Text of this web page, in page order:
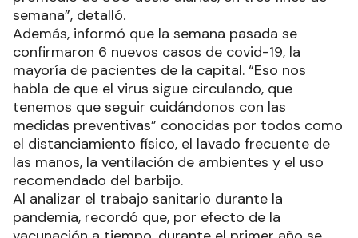
semana”, detalló.
Además, informó que la semana pasada se
confirmaron 6 nuevos casos de covid-19, la
mayoría de pacientes de la capital. “Eso nos
habla de que el virus sigue circulando, que
tenemos que seguir cuidándonos con las
medidas preventivas” conocidas por todos como
el distanciamiento físico, el lavado frecuente de
las manos, la ventilación de ambientes y el uso
recomendado del barbijo.
Al analizar el trabajo sanitario durante la
pandemia, recordó que, por efecto de la